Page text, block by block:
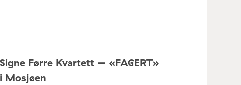
Signe Førre Kvartett – «FAGERT»
i Mosjøen